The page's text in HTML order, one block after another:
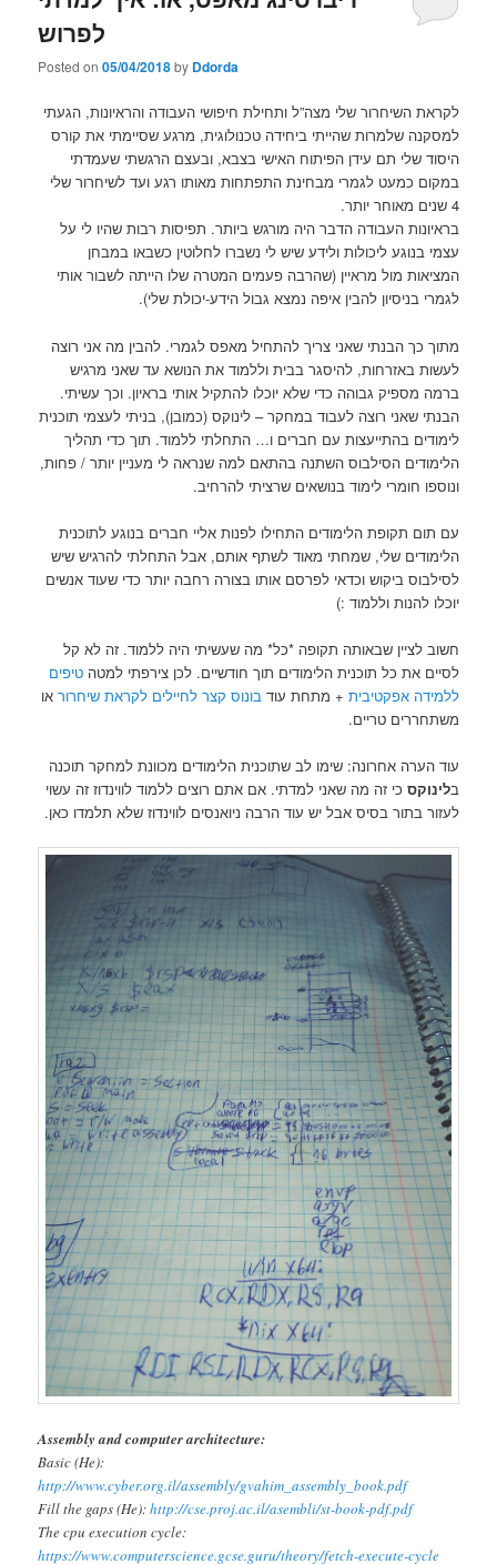
לפרוש
Posted on05/04/2018by Ddorda
לקראת השיחרור שלי מצה”ל ותחילת חיפושי העבודה והראיונות, הגעתי
למסקנה שלמרות שהייתי ביחידה טכנולוגית, מרגע שסיימתי את קורס
היסוד שלי תם עידן הפיתוח האישי בצבא, ובעצם הרגשתי שעמדתי
במקום כמעט לגמרי מבחינת התפתחות מאותו רגע ועד לשיחרור שלי
4 שנים מאוחר יותר.
בראיונות העבודה הדבר היה מורגש ביותר. תפיסות רבות שהיו לי על
עצמי בנוגע ליכולות ולידע שיש לי נשברו לחלוטין כשבאו במבחן
המציאות מול מראיין (שהרבה פעמים המטרה שלו הייתה לשבור אותי
לגמרי בניסיון להבין איפה נמצא גבול הידע-יכולת שלי).
מתוך כך הבנתי שאני צריך להתחיל מאפס לגמרי. להבין מה אני רוצה
לעשות באזרחות, להיסגר בבית וללמוד את הנושא עד שאני מרגיש
ברמה מספיק גבוהה כדי שלא יוכלו להתקיל אותי בראיון. וכך עשיתי.
הבנתי שאני רוצה לעבוד במחקר – לינוקס (כמובן), בניתי לעצמי תוכנית
לימודים בהתייעצות עם חברים ו… התחלתי ללמוד. תוך כדי תהליך
הלימודים הסילבוס השתנה בהתאם למה שנראה לי מעניין יותר / פחות,
ונוספו חומרי לימוד בנושאים שרציתי להרחיב.
עם תום תקופת הלימודים התחילו לפנות אליי חברים בנוגע לתוכנית
הלימודים שלי, שמחתי מאוד לשתף אותם, אבל התחלתי להרגיש שיש
לסילבוס ביקוש וכדאי לפרסם אותו בצורה רחבה יותר כדי שעוד אנשים
יוכלו להנות וללמוד :)‏
חשוב לציין שבאותה תקופה *כל* מה שעשיתי היה ללמוד. זה לא קל
לסיים את כל תוכנית הלימודים תוך חודשיים. לכן צירפתי למטהטיפים
ללמידה אפקטיבית + מתחת עוד בונוס קצר לחיילים לקראת שיחרור או
משתחררים טריים.
עוד הערה אחרונה: שימו לב שתוכנית הלימודים מכוונת למחקר תוכנה
בלינוקס כי זה מה שאני למדתי. אם אתם רוצים ללמוד לווינדוז זה עשוי
לעזור בתור בסיס אבל יש עוד הרבה ניואנסים לווינדוז שלא תלמדו כאן.
Assembly and computer architecture:
Basic (He):
http://www.cyber.org.il/assembly/gvahim_assembly_book.pdf
Fill the gaps (He):http://cse.proj.ac.il/asembli/st-book-pdf.pdf
The cpu execution cycle:
https://www.computerscience.gcse.guru/theory/fetch-execute-cycle